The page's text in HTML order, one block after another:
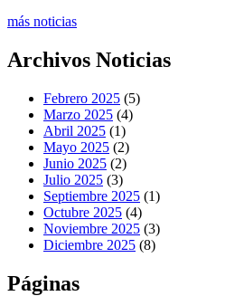
más noticias
Archivos Noticias
Febrero 2025 (5)
Marzo 2025 (4)
Abril 2025 (1)
Mayo 2025 (2)
Junio 2025 (2)
Julio 2025 (3)
Septiembre 2025 (1)
Octubre 2025 (4)
Noviembre 2025 (3)
Diciembre 2025 (8)
Páginas